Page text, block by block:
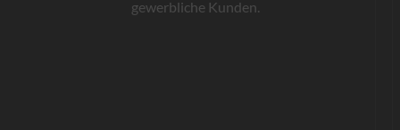
gewerbliche Kunden.